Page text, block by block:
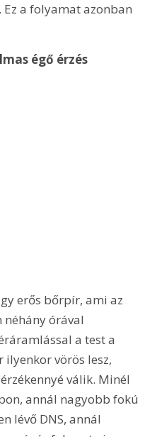
a folyamat azonban
égő érzés
erős bőrpír, ami az
néhány órával
a test a
vörös lesz,
válik. Minél
annál nagyobb fokú
lévő DNS, annál